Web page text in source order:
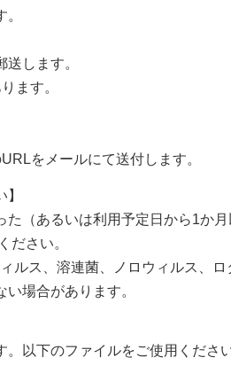
します。
ます。
をメールにて送付します。
（あるいは利用予定日から1か月
ださい。
ルス、溶連菌、ノロウィルス、ロ
場合があります。
以下のファイルをご使用くださ